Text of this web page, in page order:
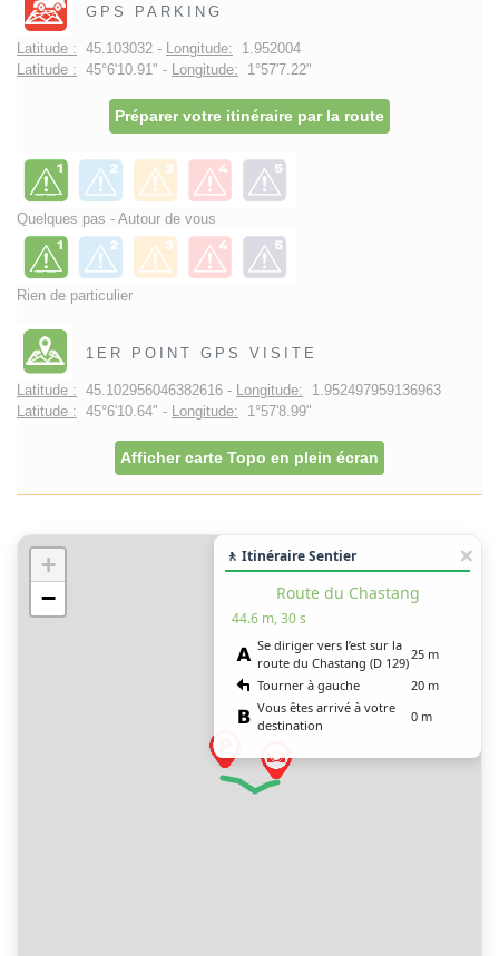
GPS PARKING
Latitude : 45.103032 - Longitude: 1.952004
Latitude : 45°6'10.91" - Longitude: 1°57'7.22"
Préparer votre itinéraire par la route
Quelques pas - Autour de vous
Rien de particulier
1ER POINT GPS VISITE
Latitude : 45.102956046382616 - Longitude: 1.952497959136963
Latitude : 45°6'10.64" - Longitude: 1°57'8.99"
Afficher carte Topo en plein écran
+
−
🚶 Itinéraire Sentier
Route du Chastang
44.6 m, 30 s
Se diriger vers l’est sur la
route du Chastang (D 129)
25 m
Tourner à gauche
20 m
Vous êtes arrivé à votre
destination
0 m